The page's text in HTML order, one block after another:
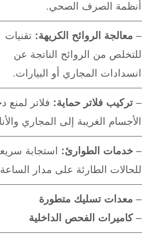
أنظمة الصرف الصحي.
– معالجة الروائح الكريهة: تقنيات
للتخلص من الروائح الناتجة عن
انسدادات المجاري أو البيارات.
– تركيب فلاتر حماية: فلاتر لمنع
الأجسام الغريبة إلى المجاري
– خدمات الطوارئ: استجابة
للحالات الطارئة على مدار
– معدات تسليك متطورة
–كاميرات الفحص الداخلية